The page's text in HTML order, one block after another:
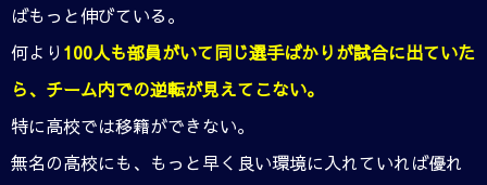
ばもっと伸びている。
何より 100人も部員がいて同じ選手ばかりが試合に出ていた
ら、チーム内での逆転が見えてこない。
特に高校では移籍ができない。
無名の高校にも、もっと早く良い環境に入れていれば優れ